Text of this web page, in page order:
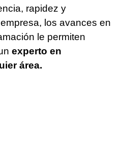
rapidez y
los avances en
le permiten
experto en
área.